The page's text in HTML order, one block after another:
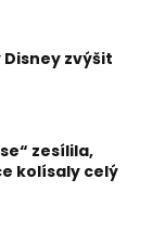
zvýšit
zesílila,
kolísaly celý